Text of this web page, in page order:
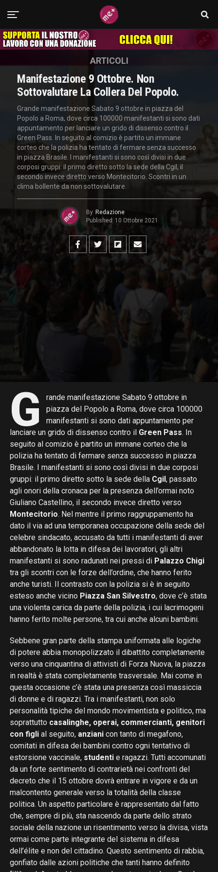
ARTICOLI
Manifestazione 9 Ottobre. Non
Sottovalutare La Collera Del Popolo.
Grande manifestazione Sabato 9 ottobre in piazza del
Popolo a Roma, dove circa 100000 manifestanti si sono dati
appuntamento per lanciare un grido di dissenso contro il
Green Pass. In seguito al comizio è partito un immane
corteo che la polizia ha tentato di fermare senza successo
in piazza Brasile. I manifestanti si sono così divisi in due
corposi gruppi: il primo diretto sotto la sede della Cgil, il
secondo invece diretto verso Montecitorio. Scontri in un
clima bollente da non sottovalutare.
By Redazione
Published 10 Ottobre 2021
G
rande manifestazione Sabato 9 ottobre in
piazza del Popolo a Roma, dove circa 100000
manifestanti si sono dati appuntamento per
lanciare un grido di dissenso contro il Green Pass. In
seguito al comizio è partito un immane corteo che la
polizia ha tentato di fermare senza successo in piazza
Brasile. I manifestanti si sono così divisi in due corposi
gruppi: il primo diretto sotto la sede della Cgil, passato
agli onori della cronaca per la presenza dell’ormai noto
Giuliano Castellino, il secondo invece diretto verso
Montecitorio. Nel mentre il primo raggruppamento ha
dato il via ad una temporanea occupazione della sede del
celebre sindacato, accusato da tutti i manifestanti di aver
abbandonato la lotta in difesa dei lavoratori, gli altri
manifestanti si sono radunati nei pressi di Palazzo Chigi
tra gli scontri con le forze dell’ordine, che hanno ferito
anche turisti. Il contrasto con la polizia si è in seguito
esteso anche vicino Piazza San Silvestro, dove c’è stata
una violenta carica da parte della polizia, i cui lacrimogeni
hanno ferito molte persone, tra cui anche alcuni bambini.
Sebbene gran parte della stampa uniformata alle logiche
di potere abbia monopolizzato il dibattito completamente
verso una cinquantina di attivisti di Forza Nuova, la piazza
in realtà è stata completamente trasversale. Mai come in
questa occasione c’è stata una presenza così massiccia
di donne e di ragazzi. Tra i manifestanti, non solo
personalità tipiche del mondo movimentista e politico, ma
soprattutto casalinghe, operai, commercianti, genitori
con figli al seguito, anziani con tanto di megafono,
comitati in difesa dei bambini contro ogni tentativo di
estorsione vaccinale, studenti e ragazzi. Tutti accomunati
da un forte sentimento di contrarietà nei confronti del
decreto che il 15 ottobre dovrà entrare in vigore e da un
malcontento generale verso la totalità della classe
politica. Un aspetto particolare è rappresentato dal fatto
che, sempre di più, sta nascendo da parte dello strato
sociale della nazione un risentimento verso la divisa, vista
ormai come parte integrante del sistema in difesa
dell’élite e non del cittadino. Questo sentimento di rabbia,
gonfiato dalle azioni politiche che tanti hanno definito